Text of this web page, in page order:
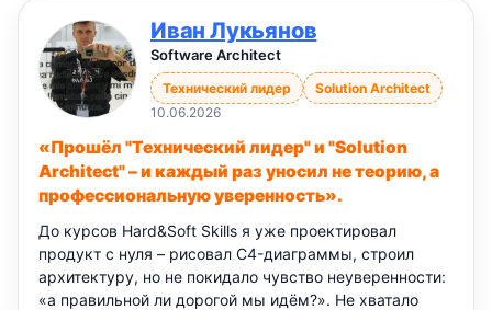
Иван Лукьянов
Software Architect
Технический лидер
Solution Architect
10.06.2026
«Прошёл "Технический лидер" и "Solution
Architect" – и каждый раз уносил не теорию, а
профессиональную уверенность».
До курсов Hard&Soft Skills я уже проектировал
продукт с нуля – рисовал C4-диаграммы, строил
архитектуру, но не покидало чувство неуверенности:
«а правильной ли дорогой мы идём?». Не хватало